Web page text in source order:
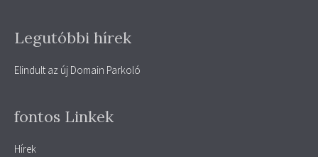
Legutóbbi hírek
Elindult az új Domain Parkoló
fontos Linkek
Hírek